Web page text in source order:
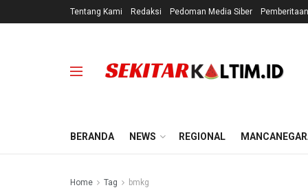
Tentang Kami Redaksi Pedoman Media Siber
BERANDA NEWS REGIONAL
Home Tag bmkg